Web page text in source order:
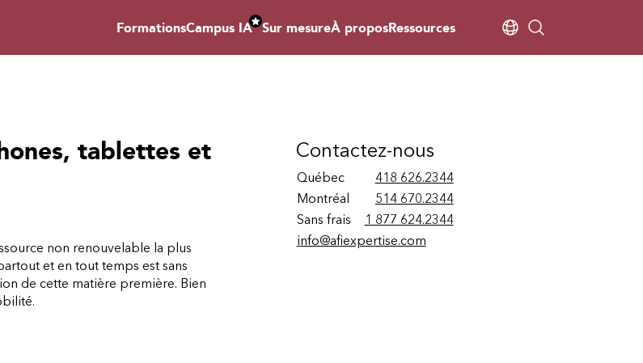
FormationsCampus IA Sur mesureÀ proposRessources
tablettes et
non renouvelable la plus
et en tout temps est sans
de cette matière première. Bien
Contactez-nous
Québec
418 626.2344
Montréal
514 670.2344
Sans frais
1 877 624.2344
info@afiexpertise.com